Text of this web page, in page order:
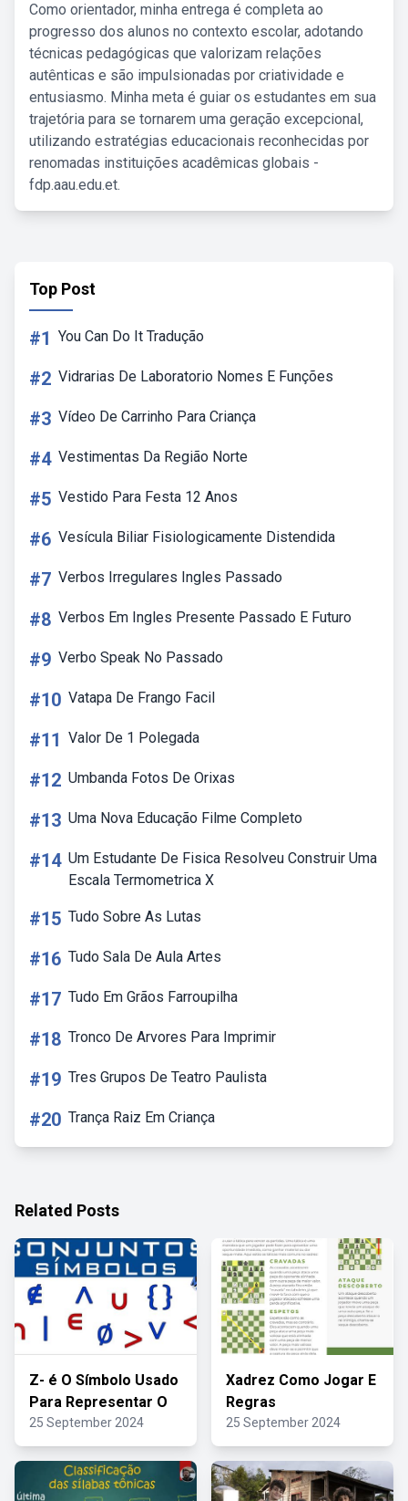
Como orientador, minha entrega é completa ao
progresso dos alunos no contexto escolar, adotando
técnicas pedagógicas que valorizam relações
autênticas e são impulsionadas por criatividade e
entusiasmo. Minha meta é guiar os estudantes em sua
trajetória para se tornarem uma geração excepcional,
utilizando estratégias educacionais reconhecidas por
renomadas instituições acadêmicas globais -
fdp.aau.edu.et.
Top Post
#1 You Can Do It Tradução
#2 Vidrarias De Laboratorio Nomes E Funções
#3 Vídeo De Carrinho Para Criança
#4 Vestimentas Da Região Norte
#5 Vestido Para Festa 12 Anos
#6 Vesícula Biliar Fisiologicamente Distendida
#7 Verbos Irregulares Ingles Passado
#8 Verbos Em Ingles Presente Passado E Futuro
#9 Verbo Speak No Passado
#10 Vatapa De Frango Facil
#11 Valor De 1 Polegada
#12 Umbanda Fotos De Orixas
#13 Uma Nova Educação Filme Completo
#14 Um Estudante De Fisica Resolveu Construir Uma
Escala Termometrica X
#15 Tudo Sobre As Lutas
#16 Tudo Sala De Aula Artes
#17 Tudo Em Grãos Farroupilha
#18 Tronco De Arvores Para Imprimir
#19 Tres Grupos De Teatro Paulista
#20 Trança Raiz Em Criança
Related Posts
Z- é O Símbolo Usado
Para Representar O
25 September 2024
Xadrez Como Jogar E
Regras
25 September 2024